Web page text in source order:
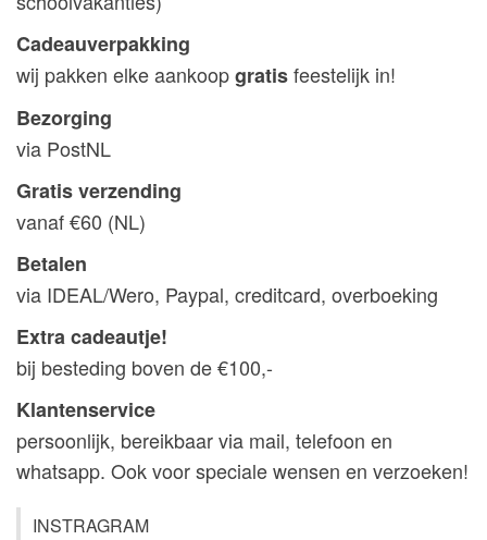
Cadeauverpakking
wij pakken elke aankoopgratisfeestelijk in!
Bezorging
via PostNL
Gratis verzending
vanaf €60 (NL)
Betalen
via IDEAL/Wero, Paypal, creditcard, overboeking
Extra cadeautje!
bij besteding boven de €100,-
Klantenservice
persoonlijk, bereikbaar via mail, telefoon en
whatsapp. Ook voor speciale wensen en verzoeken!
INSTRAGRAM